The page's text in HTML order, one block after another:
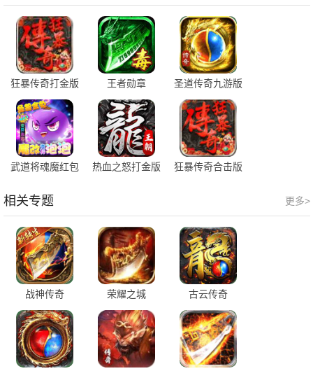
狂暴传奇打金版 王者勋章 圣道传奇九游版
武道将魂魔红包
热血之怒打金版 狂暴传奇合击版
更多>
相关专题
战神传奇 荣耀之城 古云传奇